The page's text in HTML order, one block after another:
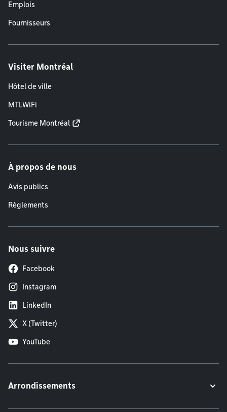
Emplois
Fournisseurs
Visiter Montréal
Hôtel de ville
MTLWiFi
Tourisme Montréal
À propos de nous
Avis publics
Règlements
Nous suivre
Facebook
Instagram
LinkedIn
X (Twitter)
YouTube
Arrondissements